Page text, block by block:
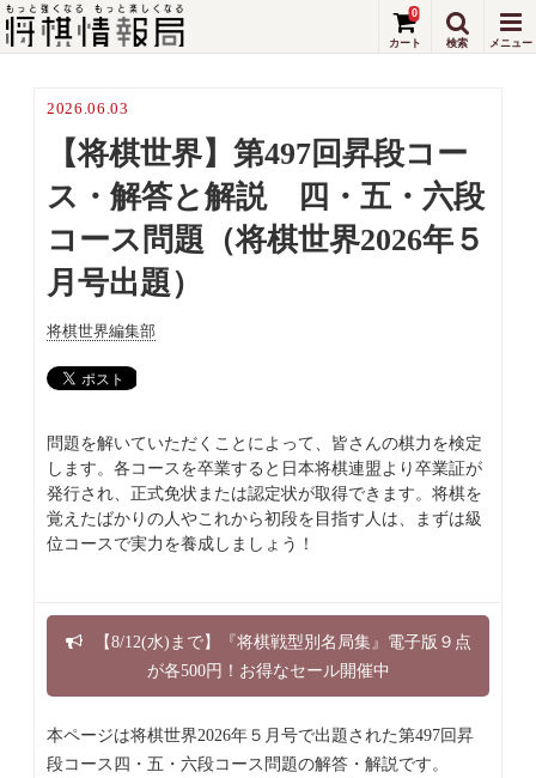
0
2026.06.03
【将棋世界】第497回昇段コー
ス・解答と解説 四・五・六段
コース問題（将棋世界2026年５
月号出題）
将棋世界編集部
問題を解いていただくことによって、皆さんの棋力を検定
します。各コースを卒業すると日本将棋連盟より卒業証が
発行され、正式免状または認定状が取得できます。将棋を
覚えたばかりの人やこれから初段を目指す人は、まずは級
位コースで実力を養成しましょう！
【8/12(水)まで】『将棋戦型別名局集』電子版９点
が各500円！お得なセール開催中
本ページは将棋世界2026年５月号で出題された第497回昇
段コース四・五・六段コース問題の解答・解説です。